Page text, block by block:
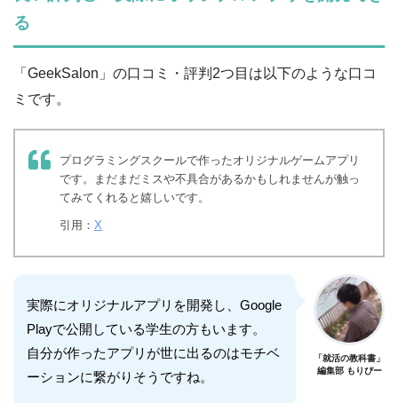
る
「GeekSalon」の口コミ・評判2つ目は以下のような口コ
ミです。
プログラミングスクールで作ったオリジナルゲームアプリ
です。まだまだミスや不具合があるかもしれませんが触っ
てみてくれると嬉しいです。
引用： X
実際にオリジナルアプリを開発し、Google
Playで公開している学生の方もいます。
自分が作ったアプリが世に出るのはモチベ
ーションに繋がりそうですね。
「就活の教科書」
編集部 もりぴー